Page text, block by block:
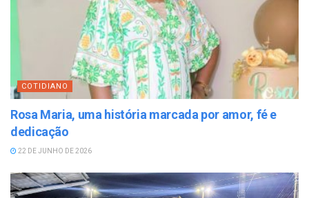
COTIDIANO
Rosa Maria, uma história marcada por amor, fé e
dedicação
22 DE JUNHO DE 2026